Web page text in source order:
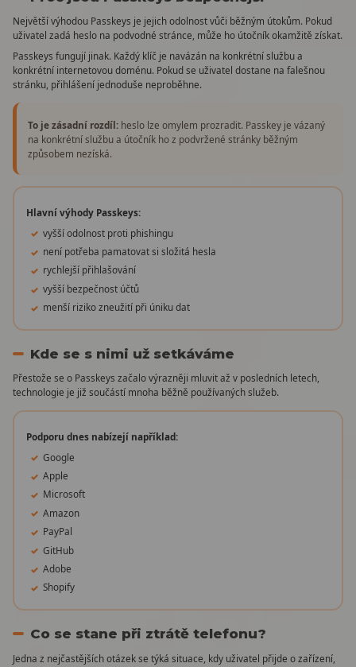
Největší výhodou Passkeys je jejich odolnost vůči běžným útokům. Pokud
uživatel zadá heslo na podvodné stránce, může ho útočník okamžitě získat.
Passkeys fungují jinak. Každý klíč je navázán na konkrétní službu a
konkrétní internetovou doménu. Pokud se uživatel dostane na falešnou
stránku, přihlášení jednoduše neproběhne.
To je zásadní rozdíl:heslo lze omylem prozradit. Passkey je vázaný
na konkrétní službu a útočník ho z podvržené stránky běžným
způsobem nezíská.
Hlavní výhody Passkeys:
vyšší odolnost proti phishingu
není potřeba pamatovat si složitá hesla
rychlejší přihlašování
vyšší bezpečnost účtů
menší riziko zneužití při úniku dat
Kde se s nimi už setkáváme
Přestože se o Passkeys začalo výrazněji mluvit až v posledních letech,
technologie je již součástí mnoha běžně používaných služeb.
Podporu dnes nabízejí například:
Google
Apple
Microsoft
Amazon
PayPal
GitHub
Adobe
Shopify
Co se stane při ztrátě telefonu?
Jedna z nejčastějších otázek se týká situace, kdy uživatel přijde o zařízení,